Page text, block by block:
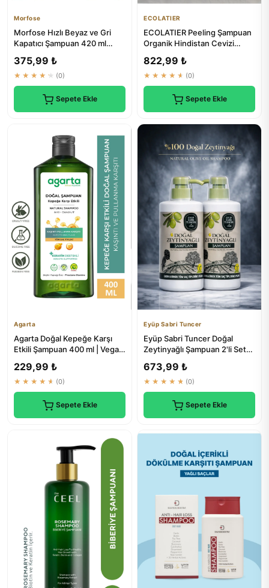
Morfose
Morfose Hızlı Beyaz ve Gri
Kapatıcı Şampuan 420 ml
375,99 ₺
★★★★★ (0)
Sepete Ekle
ECOLATIER
ECOLATIER Peeling Şampuan
Organik Hindistan Cevizi
822,99 ₺
★★★★★ (0)
Sepete Ekle
Agarta
Agarta Doğal Kepeğe Karşı
Etkili Şampuan 400 ml | Vegan
229,99 ₺
★★★★★ (0)
Sepete Ekle
Eyüp Sabri Tuncer
Eyüp Sabri Tuncer Doğal
Zeytinyağlı Şampuan 2'li Set
673,99 ₺
★★★★★ (0)
Sepete Ekle